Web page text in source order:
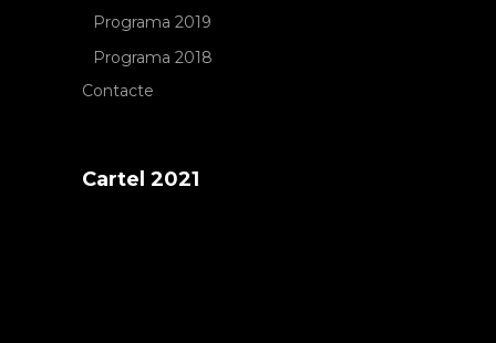
Programa 2019
Programa 2018
Contacte
Cartel 2021